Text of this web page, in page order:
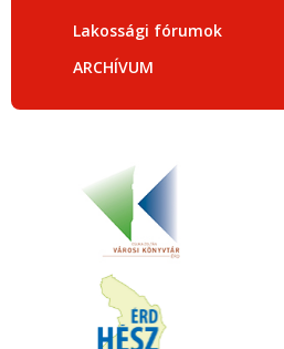
Lakossági fórumok
ARCHÍVUM